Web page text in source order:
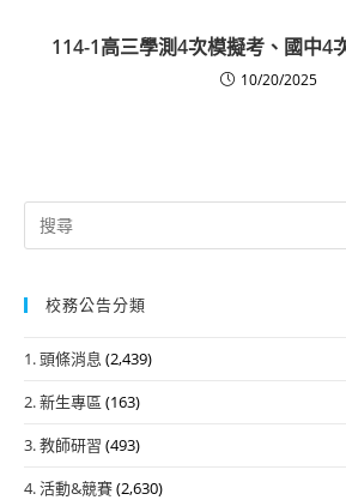
114-1高三學測4次模擬考、國中4
10/20/2025
Search
for:
校務公告分類
1. 頭條消息 (2,439)
2. 新生專區 (163)
3. 教師研習 (493)
4. 活動&競賽(2,630)